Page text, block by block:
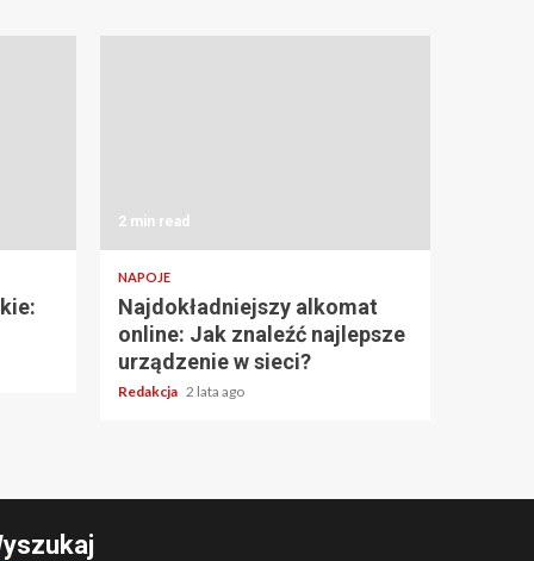
2 min read
NAPOJE
Najdokładniejszy alkomat
online: Jak znaleźć najlepsze
urządzenie w sieci?
Redakcja 2 lata ago